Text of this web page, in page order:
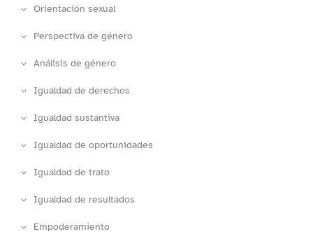
Orientación sexual
Perspectiva de género
Análisis de género
Igualdad de derechos
Igualdad sustantiva
Igualdad de oportunidades
Igualdad de trato
Igualdad de resultados
Empoderamiento